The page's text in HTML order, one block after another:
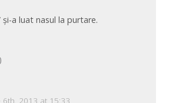
și-a luat nasul la purtare.
6th, 2013 at 15:33